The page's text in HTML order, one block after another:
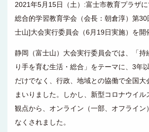
2021年5月15日（土）:富士市教育プラザに
総合的学習教育学会（会長：朝倉淳）第
士山]大会実行委員会（6月19日実施）を開
静岡（富士山）大会実行委員会では、「持
り手を育む生活・総合」をテーマに、3年
だけでなく、行政、地域との協働で全国大
まいりました。しかし、新型コロナウイル
観点から、オンライン（一部、オフライン
なくされました。